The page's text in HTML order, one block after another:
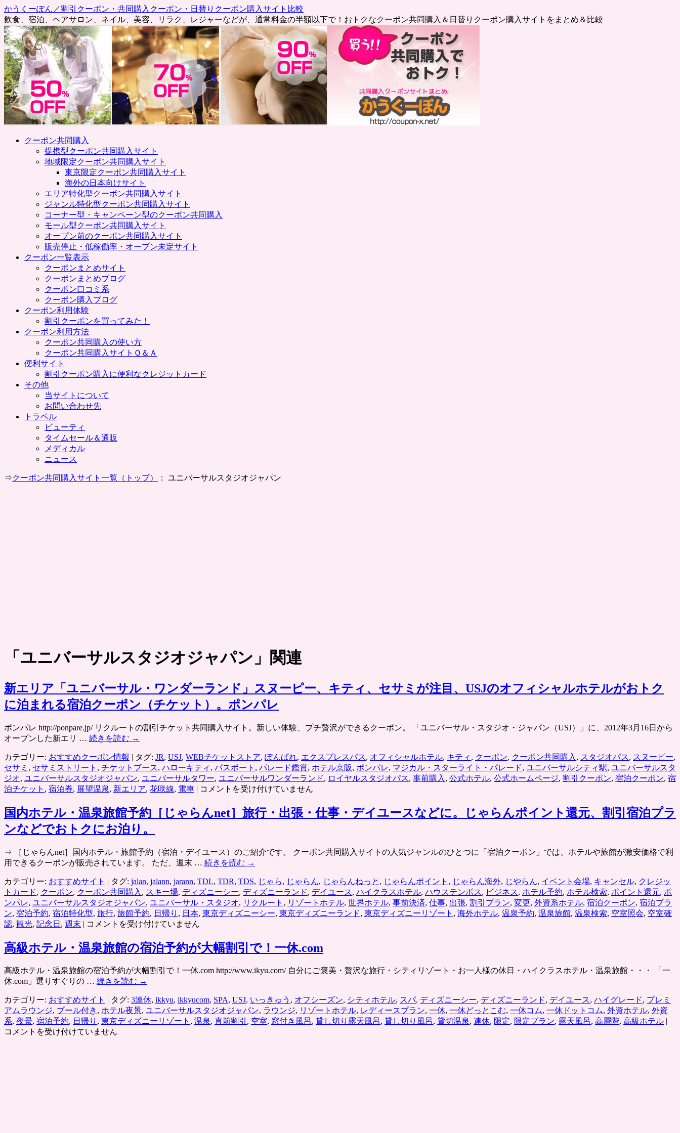
かうくーぽん／割引クーポン・共同購入クーポン・日替りクーポン購入サイト比較
飲食、宿泊、ヘアサロン、ネイル、美容、リラク、レジャーなどが、通常料金の半額以下で！おトクなクーポン共同購入＆日替りクーポン購入サイトをまとめ＆比較
クーポン共同購入
提携型クーポン共同購入サイト
地域限定クーポン共同購入サイト
東京限定クーポン共同購入サイト
海外の日本向けサイト
エリア特化型クーポン共同購入サイト
ジャンル特化型クーポン共同購入サイト
コーナー型・キャンペーン型のクーポン共同購入
モール型クーポン共同購入サイト
オープン前のクーポン共同購入サイト
販売停止・低稼働率・オープン未定サイト
クーポン一覧表示
クーポンまとめサイト
クーポンまとめブログ
クーポン口コミ系
クーポン購入ブログ
クーポン利用体験
割引クーポンを買ってみた！
クーポン利用方法
クーポン共同購入の使い方
クーポン共同購入サイトＱ＆Ａ
便利サイト
割引クーポン購入に便利なクレジットカード
その他
当サイトについて
お問い合わせ先
トラベル
ビューティ
タイムセール＆通販
メディカル
ニュース
⇒クーポン共同購入サイト一覧（トップ） ： ユニバーサルスタジオジャパン
「 ユニバーサルスタジオジャパン 」関連
新エリア「ユニバーサル・ワンダーランド」スヌーピー、キティ、セサミが注目、USJのオフィシャルホテルがおトク
に泊まれる宿泊クーポン（チケット）。ポンパレ
ポンパレ http://ponpare.jp/ リクルートの割引チケット共同購入サイト。新しい体験、プチ贅沢ができるクーポン。 「ユニバーサル・スタジオ・ジャパン（USJ）」に、2012年3月16日から
オープンした新エリ … 続きを読む →
カテゴリー: おすすめクーポン情報 | タグ: JR, USJ, WEBチケットストア, ぽんぱれ, エクスプレスパス, オフィシャルホテル, キティ , クーポン, クーポン共同購入 , スタジオパス, スヌーピー,
セサミ , セサミストリート , チケットブース, ハローキティ , パスポート , パレード鑑賞, ホテル京阪, ポンパレ, マジカル・スターライト・パレード, ユニバーサルシティ駅, ユニバーサルスタ
ジオ, ユニバーサルスタジオジャパン, ユニバーサルタワー, ユニバーサルワンダーランド, ロイヤルスタジオパス, 事前購入 , 公式ホテル, 公式ホームページ, 割引クーポン, 宿泊クーポン, 宿
泊チケット , 宿泊券, 展望温泉, 新エリア, 花咲線, 電車 | 新
リ
ア
バ
ー
ル・
ワ
ン
ダ
ン
ス
ピ
ー、
キ
コメントを受け付けていません
国内ホテル・温泉旅館予約［じゃらんnet］旅行・出張・仕事・デイユースなどに。じゃらんポイント還元、割引宿泊プラ
ンなどでおトクにお泊り。
⇒ ［じゃらんnet］国内ホテル・旅館予約（宿泊・デイユース）のご紹介です。 クーポン共同購入サイトの人気ジャンルのひとつに「宿泊クーポン」では、ホテルや旅館が激安価格で利
用できるクーポンが販売されています。 ただ、週末 … 続きを読む →
カテゴリー: おすすめサイト | タグ: jalan, jalann, jarann, TDL, TDR, TDS, じゃら, じゃらん, じゃらんねっと , じゃらんポイント , じゃらん海外, じやらん, イベント会場, キャンセル, クレジッ
トカード, クーポン, クーポン共同購入 , スキー場, ディズニーシー, ディズニーランド, デイユース, ハイクラスホテル, ハウステンボス, ビジネス, ホテル予約, ホテル検索, ポイント還元, ポ
ンパレ, ユニバーサルスタジオジャパン, ユニバーサル・スタジオ, リクルート , リゾートホテル, 世界ホテル, 事前決済, 仕事, 出張, 割引プラン, 変更, 外資系ホテル, 宿泊クーポン, 宿泊プラ
ン, 宿泊予約, 宿泊特化型, 旅行, 旅館予約, 日帰り , 日本, 東京ディズニーシー, 東京ディズニーランド, 東京ディズニーリゾート , 海外ホテル, 温泉予約, 温泉旅館, 温泉検索, 空室照会, 空室確
認, 観光, 記念日 , 週末 | 国
ホ
テ
ル・
温
旅
館
予
約
コメントを受け付けていません
高級ホテル・温泉旅館の宿泊予約が大幅割引で！一休.com
高級ホテル・温泉旅館の宿泊予約が大幅割引で！一休.com http://www.ikyu.com/ 自分にご褒美・贅沢な旅行・シティリゾート・お一人様の休日・ハイクラスホテル・温泉旅館・・・ 「一
休.com」選りすぐりの … 続きを読む →
カテゴリー: おすすめサイト | タグ: 3連休, ikkyu, ikkyucom, SPA, USJ, いっきゅう , オフシーズン, シティホテル, スパ, ディズニーシー, ディズニーランド, デイユース, ハイグレード, プレミ
アムラウンジ, プール付き , ホテル夜景, ユニバーサルスタジオジャパン, ラウンジ, リゾートホテル, レディースプラン, 一休, 一休どっとこむ, 一休コム, 一休ドットコム, 外資ホテル, 外資
系, 夜景, 宿泊予約, 日帰り , 東京ディズニーリゾート , 温泉, 直前割引 , 空室, 窓付き風呂, 貸し切り露天風呂, 貸し切り風呂, 貸切温泉, 連休, 限定, 限定プラン, 露天風呂, 高層階, 高級ホテル |
コメントを受け付けていません